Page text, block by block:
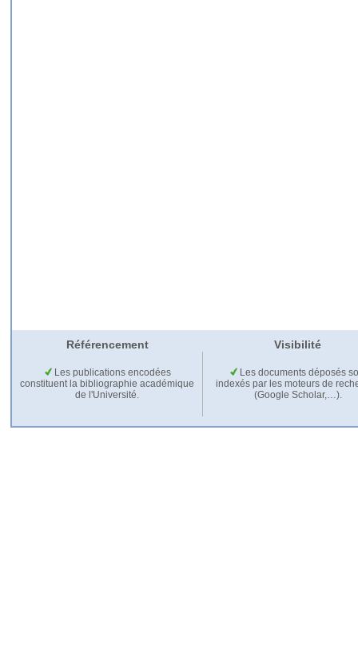
Référencement Visibilité
Les publications encodées
constituent la bibliographie académique
de l'Université.
Les documents déposés
indexés par les moteurs de
(Google Scholar,…).